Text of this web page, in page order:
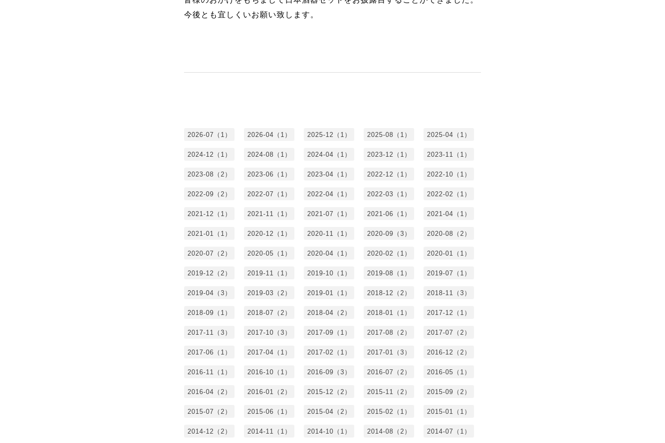
今後とも宜しくいお願い致します。
2026-07（1） 2026-04（1） 2025-12（1） 2025-08（1） 2025-04（1）
2024-12（1） 2024-08（1） 2024-04（1） 2023-12（1） 2023-11（1）
2023-08（2） 2023-06（1） 2023-04（1） 2022-12（1） 2022-10（1）
2022-09（2） 2022-07（1） 2022-04（1） 2022-03（1） 2022-02（1）
2021-12（1） 2021-11（1） 2021-07（1） 2021-06（1） 2021-04（1）
2021-01（1） 2020-12（1） 2020-11（1） 2020-09（3） 2020-08（2）
2020-07（2） 2020-05（1） 2020-04（1） 2020-02（1） 2020-01（1）
2019-12（2） 2019-11（1） 2019-10（1） 2019-08（1） 2019-07（1）
2019-04（3） 2019-03（2） 2019-01（1） 2018-12（2） 2018-11（3）
2018-09（1） 2018-07（2） 2018-04（2） 2018-01（1） 2017-12（1）
2017-11（3） 2017-10（3） 2017-09（1） 2017-08（2） 2017-07（2）
2017-06（1） 2017-04（1） 2017-02（1） 2017-01（3） 2016-12（2）
2016-11（1） 2016-10（1） 2016-09（3） 2016-07（2） 2016-05（1）
2016-04（2） 2016-01（2） 2015-12（2） 2015-11（2） 2015-09（2）
2015-07（2） 2015-06（1） 2015-04（2） 2015-02（1） 2015-01（1）
2014-12（2） 2014-11（1） 2014-10（1） 2014-08（2） 2014-07（1）